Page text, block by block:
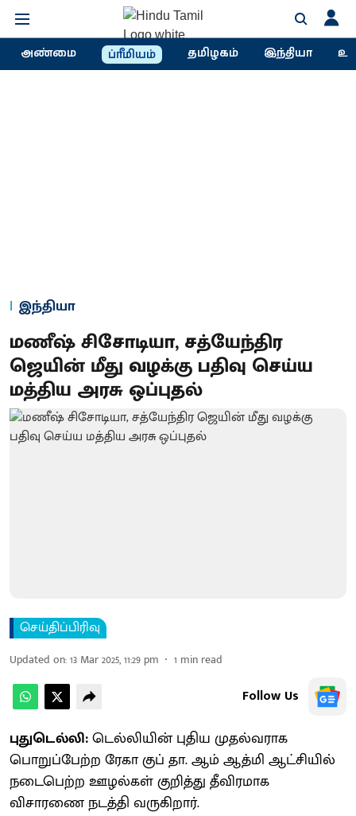
அண்மை ப்ரீமியம் தமிழகம் இந்தியா
இந்தியா
மணீஷ் சிசோடியா, சத்யேந்திர
ஜெயின் மீது வழக்கு பதிவு செய்ய
மத்திய அரசு ஒப்புதல்
செய்திப்பிரிவு
Updated on:13 Mar 2025, 11:29 pm 1 min read
Follow Us
புதுடெல்லி:டெல்லியின் புதிய முதல்வராக
பொறுப்பேற்ற ரேகா குப் தா. ஆம் ஆத்மி ஆட்சியில்
நடைபெற்ற ஊழல்கள் குறித்து தீவிரமாக
விசாரணை நடத்தி வருகிறார்.